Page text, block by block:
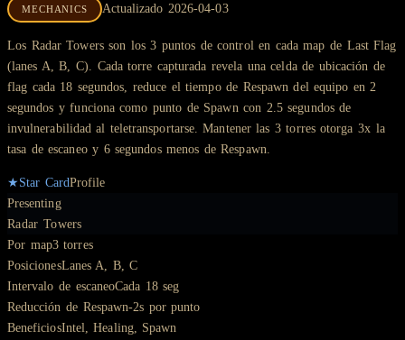
MECHANICS Actualizado 2026-04-03
Los Radar Towers son los 3 puntos de control en cada map de Last Flag
(lanes A, B, C). Cada torre capturada revela una celda de ubicación de
flag cada 18 segundos, reduce el tiempo de Respawn del equipo en 2
segundos y funciona como punto de Spawn con 2.5 segundos de
invulnerabilidad al teletransportarse. Mantener las 3 torres otorga 3x la
tasa de escaneo y 6 segundos menos de Respawn.
★Star CardProfile
Presenting
Radar Towers
Por map3 torres
PosicionesLanes A, B, C
Intervalo de escaneoCada 18 seg
Reducción de Respawn-2s por punto
BeneficiosIntel, Healing, Spawn